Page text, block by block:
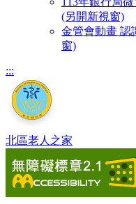
(另開新視窗)
金管會動畫 認
窗)
:::
北區老人之家